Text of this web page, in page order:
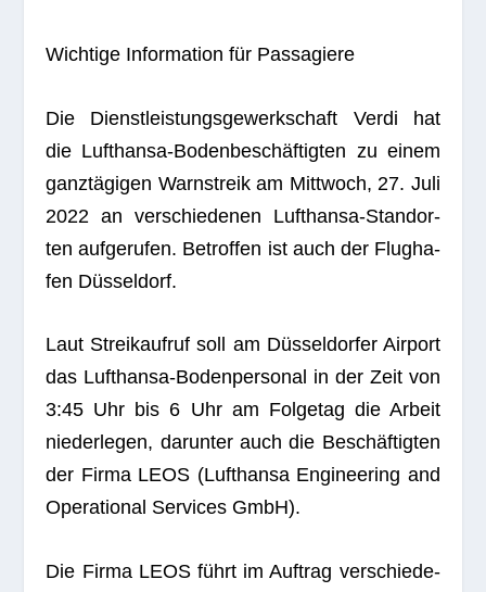
Wich­tige Infor­ma­tion für Passagiere
Die Dienst­leis­tungs­ge­werk­schaft Verdi hat
die Luft­hansa-Boden­be­schäf­tig­ten zu einem
ganz­tä­gi­gen Warn­streik am Mitt­woch, 27. Juli
2022 an ver­schie­de­nen Luft­hansa-Stand­or­
ten auf­ge­ru­fen. Betrof­fen ist auch der Flug­ha­
fen Düsseldorf.
Laut Streik­auf­ruf soll am Düs­sel­dor­fer Air­port
das Luft­hansa-Boden­per­so­nal in der Zeit von
3:45 Uhr bis 6 Uhr am Fol­ge­tag die Arbeit
nie­der­le­gen, dar­un­ter auch die Beschäf­tig­ten
der Firma LEOS (Luft­hansa Engi­nee­ring and
Ope­ra­tio­nal Ser­vices GmbH).
Die Firma LEOS führt im Auf­trag ver­schie­de­